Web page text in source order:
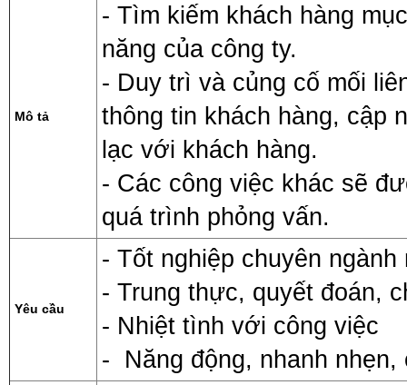
Mô tả
- Tìm kiếm khách hàng
năng của công ty.
- Duy trì và củng cố mối
thông tin khách hàng, cập
lạc với khách hàng.
- Các công việc khác sẽ
quá trình phỏng vấn.
Yêu cầu
- Tốt nghiệp chuyên
- Trung thực, quyết đoán,
- Nhiệt tình với công việc
- Năng động, nhanh nhẹn,